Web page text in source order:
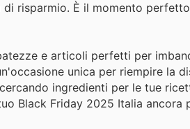
di risparmio. È il momento
e articoli perfetti per
unica per riempire la
ingredienti per le tue
Black Friday 2025 Italia ancora